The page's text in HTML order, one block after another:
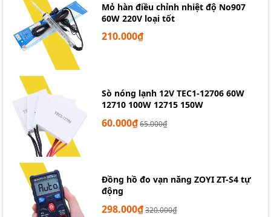
Mỏ hàn điều chỉnh nhiệt độ No907
60W 220V loại tốt
210.000₫
Sò nóng lạnh 12V TEC1-12706 60W
12710 100W 12715 150W
60.000₫65.000₫
Đồng hồ đo vạn năng ZOYI ZT-S4 tự
động
298.000₫320.000₫